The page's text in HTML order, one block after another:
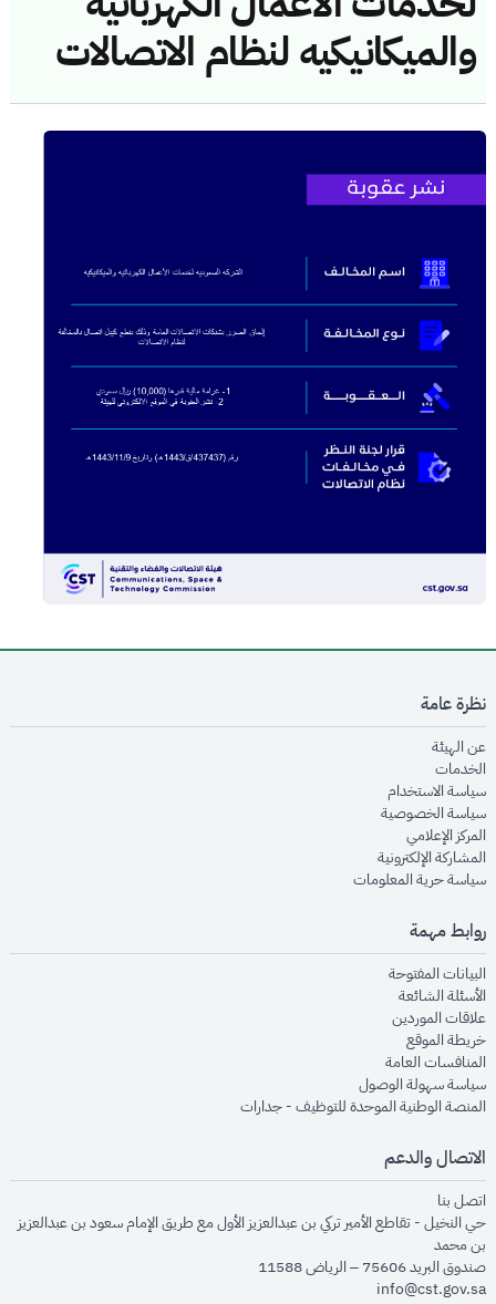
والميكانيكيه لنظام الاتصالات
نظرة عامة
عن الهيئةopens in new window
الخدماتopens in new window
سياسة الاستخدام
سياسة الخصوصيةopens in new window
المركز الإعلاميopens in new window
المشاركة الإلكترونيةopens in new window
سياسة حرية المعلوماتopens in new window
روابط مهمة
البيانات المفتوحةopens in new window
الأسئلة الشائعةopens in new window
علاقات الموردينopens in new window
خريطة الموقعopens in new window
المنافسات العامةopens in new window
سياسة سهولة الوصولopens in new window
المنصة الوطنية الموحدة للتوظيف - جداراتopens in new window
الاتصال والدعم
اتصل بنا
حي النخيل - تقاطع الأمير تركي بن عبدالعزيز الأول مع طريق الإمام سعود بن عبدالعزيز
بن محمد
صندوق البريد 75606 – الرياض 11588
info@cst.gov.sa